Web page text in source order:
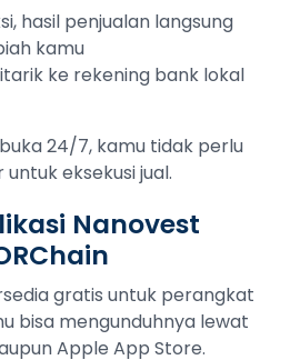
hasil penjualan langsung
kamu
ke rekening bank lokal
24/7, kamu tidak perlu
eksekusi jual.
Nanovest
gratis untuk perangkat
bisa mengunduhnya lewat
Apple App Store.